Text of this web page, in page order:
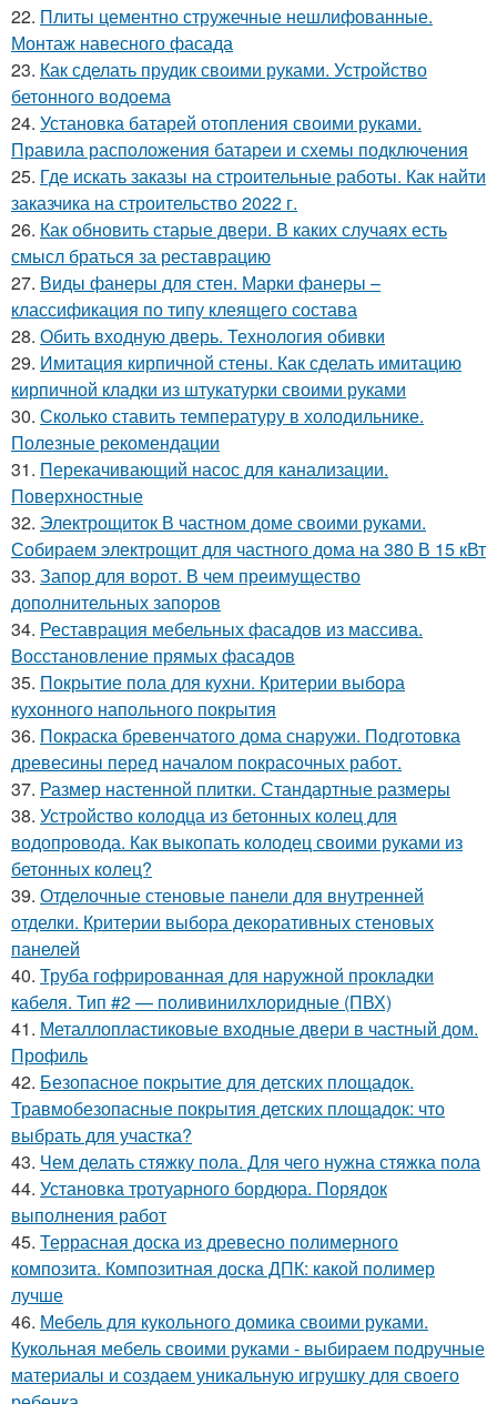
22. Плиты цементно стружечные нешлифованные.
Монтаж навесного фасада
23. Как сделать прудик своими руками. Устройство
бетонного водоема
24. Установка батарей отопления своими руками.
Правила расположения батареи и схемы подключения
25. Где искать заказы на строительные работы. Как найти
заказчика на строительство 2022 г.
26. Как обновить старые двери. В каких случаях есть
смысл браться за реставрацию
27. Виды фанеры для стен. Марки фанеры –
классификация по типу клеящего состава
28. Обить входную дверь. Технология обивки
29. Имитация кирпичной стены. Как сделать имитацию
кирпичной кладки из штукатурки своими руками
30. Сколько ставить температуру в холодильнике.
Полезные рекомендации
31. Перекачивающий насос для канализации.
Поверхностные
32. Электрощиток В частном доме своими руками.
Собираем электрощит для частного дома на 380 В 15 кВт
33. Запор для ворот. В чем преимущество
дополнительных запоров
34. Реставрация мебельных фасадов из массива.
Восстановление прямых фасадов
35. Покрытие пола для кухни. Критерии выбора
кухонного напольного покрытия
36. Покраска бревенчатого дома снаружи. Подготовка
древесины перед началом покрасочных работ.
37. Размер настенной плитки. Стандартные размеры
38. Устройство колодца из бетонных колец для
водопровода. Как выкопать колодец своими руками из
бетонных колец?
39. Отделочные стеновые панели для внутренней
отделки. Критерии выбора декоративных стеновых
панелей
40. Труба гофрированная для наружной прокладки
кабеля. Тип #2 — поливинилхлоридные (ПВХ)
41. Металлопластиковые входные двери в частный дом.
Профиль
42. Безопасное покрытие для детских площадок.
Травмобезопасные покрытия детских площадок: что
выбрать для участка?
43. Чем делать стяжку пола. Для чего нужна стяжка пола
44. Установка тротуарного бордюра. Порядок
выполнения работ
45. Террасная доска из древесно полимерного
композита. Композитная доска ДПК: какой полимер
лучше
46. Мебель для кукольного домика своими руками.
Кукольная мебель своими руками - выбираем подручные
материалы и создаем уникальную игрушку для своего